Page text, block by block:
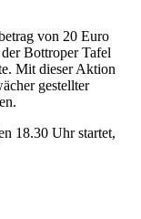
von 20 Euro
Bottroper Tafel
Mit dieser Aktion
gestellter
18.30 Uhr startet,